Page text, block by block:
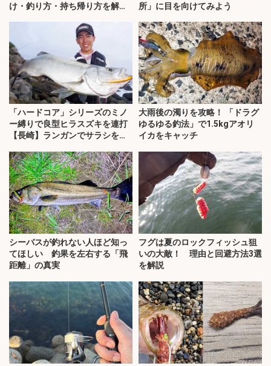
け・釣り方・持ち帰り方を解
所」に目を向けてみよう
「ハードコア」シリーズのミノ
ー縛りで良型ヒラスズキを連打
【長崎】ランガンでサラシを攻
大雨後の濁りを攻略！ 「ドラグ
ゆるゆる釣法」で1.5kgアオリ
イカをキャッチ
シーバスが釣れない人ほど知っ
てほしい 釣果を左右する「飛
距離」の真実
フグは夏のロックフィッシュ狙
いの大敵！ 理由と回避方法3選
を解説